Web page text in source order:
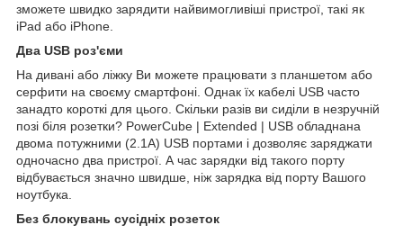
зможете швидко зарядити найвимогливіші пристрої, такі як
iPad або iPhone.
Два USB роз'єми
На дивані або ліжку Ви можете працювати з планшетом або
серфити на своєму смартфоні. Однак їх кабелі USB часто
занадто короткі для цього. Скільки разів ви сиділи в незручній
позі біля розетки? PowerCube | Extended | USB обладнана
двома потужними (2.1A) USB портами і дозволяє заряджати
одночасно два пристрої. А час зарядки від такого порту
відбувається значно швидше, ніж зарядка від порту Вашого
ноутбука.
Без блокувань сусідніх розеток